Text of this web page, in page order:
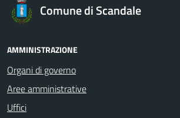
Comune di Scandale
AMMINISTRAZIONE
Organi di governo
Aree amministrative
Uffici